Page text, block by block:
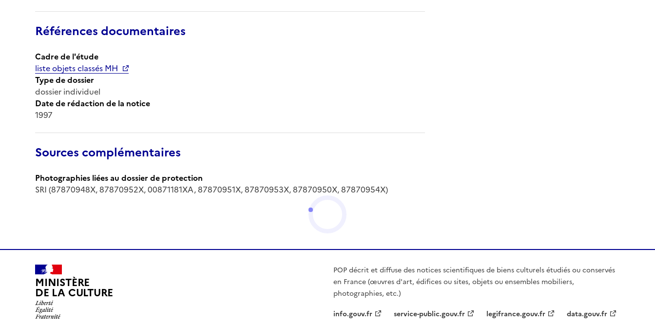
Références documentaires
Cadre de l'étude
liste objets classés MH
Type de dossier
dossier individuel
Date de rédaction de la notice
1997
Sources complémentaires
Photographies liées au dossier de protection
SRI (87870948X, 87870952X, 00871181XA, 87870951X, 87870953X, 87870950X, 87870954X)
MINISTÈRE
DE LA CULTURE
POP décrit et diffuse des notices scientifiques de biens culturels étudiés ou conservés
en France (œuvres d'art, édifices ou sites, objets ou ensembles mobiliers,
photographies, etc.)
info.gouv.fr
service-public.gouv.fr legifrance.gouv.fr data.gouv.fr